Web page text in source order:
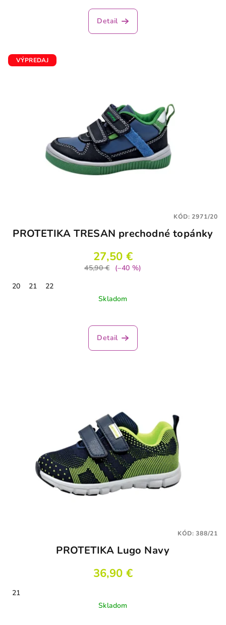
hodnotenie
produktu
Detail
VÝPREDAJ
PROTETIKA TRESAN prechodné topánky
27,50 €
45,90 €
(–40 %)
20
21
22
Skladom
Detail
KÓD:2971/20
PROTETIKA Lugo Navy
36,90 €
21
Skladom
KÓD:388/21